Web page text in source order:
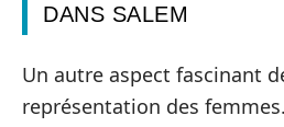
DANS SALEM
Un autre aspect fascinant
représentation des